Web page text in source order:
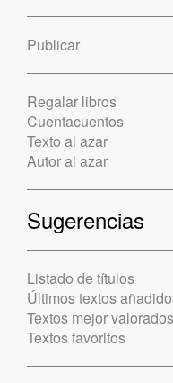
Publicar
Regalar libros
Cuentacuentos
Texto al azar
Autor al azar
Sugerencias
Listado de títulos
Últimos textos
Textos mejor valorados
Textos favoritos